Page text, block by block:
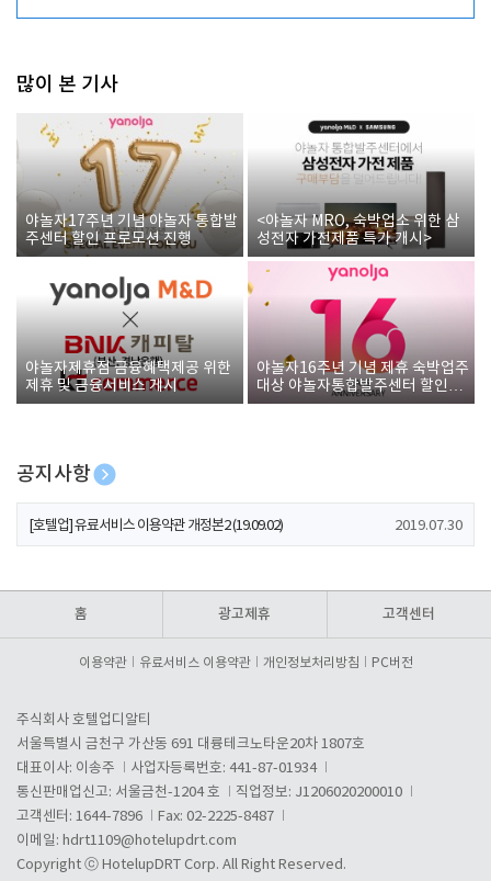
많이 본 기사
야놀자17주년 기념 야놀자 통합발
주센터 할인 프로모션 진행
<야놀자 MRO, 숙박업소 위한 삼
성전자 가전제품 특가 개시>
야놀자제휴점 금융혜택제공 위한
제휴 및 금융서비스 게시
야놀자16주년 기념 제휴 숙박업주
대상 야놀자통합발주센터 할인쿠
폰 증정
공지사항
[호텔업] 개인정보 처리방침 개정본1 (19.09.02)
[호텔업] 유료서비스 이용약관 개정본2 (19.09.02) 2019.07.30
홈 광고제휴 고객센터
이용약관 유료서비스 이용약관 개인정보처리방침 PC버전
주식회사 호텔업디알티
서울특별시 금천구 가산동 691 대륭테크노타운20차 1807호
대표이사: 이송주
사업자등록번호: 441-87-01934
통신판매업신고: 서울금천-1204 호
직업정보: J1206020200010
고객센터: 1644-7896
Fax: 02-2225-8487
이메일: hdrt1109@hotelupdrt.com
Copyright ⓒ HotelupDRT Corp. All Right Reserved.